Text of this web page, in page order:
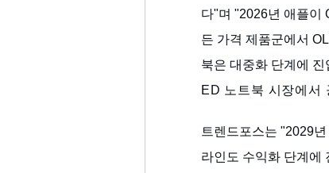
다"며 "2026년 애플이
든 가격 제품군에서
북은 대중화 단계에 진
ED 노트북 시장에서
트렌드포스는 "2029
라인도 수익화 단계에